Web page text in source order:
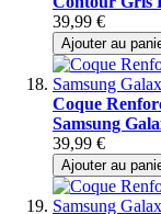
39,99 €
Ajouter au
Coque
Samsung
39,99 €
Ajouter au